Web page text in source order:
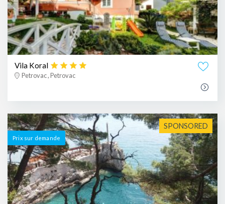
Vila Koral
Petrovac , Petrovac
SPONSORED
Prix ​​sur demande